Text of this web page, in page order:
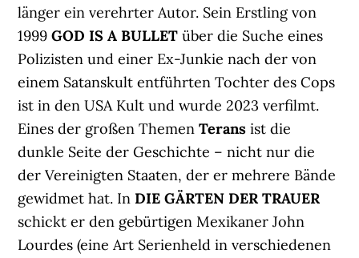
länger ein verehrter Autor. Sein Erstling von
1999GOD IS A BULLET über die Suche eines
Polizisten und einer Ex-Junkie nach der von
einem Satanskult entführten Tochter des Cops
ist in den USA Kult und wurde 2023 verfilmt.
Eines der großen ThemenTeransist die
dunkle Seite der Geschichte – nicht nur die
der Vereinigten Staaten, der er mehrere Bände
gewidmet hat. InDIE GÄRTEN DER TRAUER
schickt er den gebürtigen Mexikaner John
Lourdes (eine Art Serienheld in verschiedenen